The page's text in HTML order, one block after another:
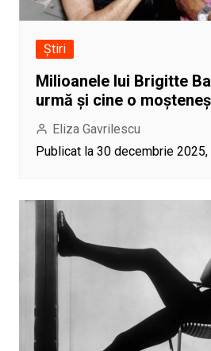
Știri
Milioanele lui Brigitte
urmă și cine o
Eliza Gavrilescu
Publicat la 30 decembrie 2025,